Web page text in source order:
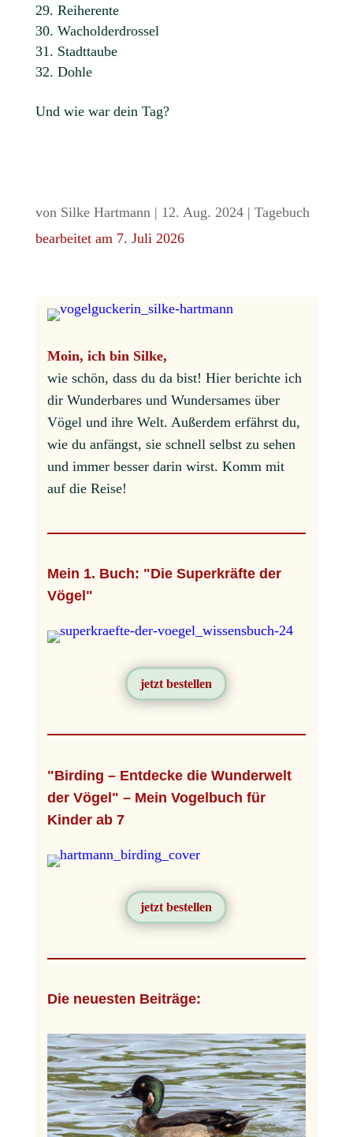
Reiherente
Wacholderdrossel
Stadttaube
Dohle
Und wie war dein Tag?
von Silke Hartmann| 12. Aug. 2024| Tagebuch
bearbeitet am 7. Juli 2026
Moin, ich bin Silke,
wie schön, dass du da bist! Hier berichte ich
dir Wunderbares und Wundersames über
Vögel und ihre Welt. Außerdem erfährst du,
wie du anfängst, sie schnell selbst zu sehen
und immer besser darin wirst. Komm mit
auf die Reise!
Mein 1. Buch: "Die Superkräfte der
Vögel"
jetzt bestellen
"Birding – Entdecke die Wunderwelt
der Vögel" – Mein Vogelbuch für
Kinder ab 7
jetzt bestellen
Die neuesten Beiträge: